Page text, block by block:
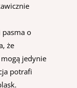
o
że
jedynie
potrafi